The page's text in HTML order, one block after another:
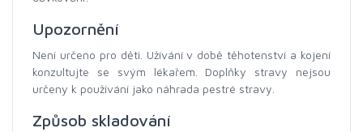
Upozornění
Není určeno pro děti. Užívání v době těhotenství a kojení
konzultujte se svým lékařem. Doplňky stravy nejsou
určeny k používání jako náhrada pestré stravy.
Způsob skladování